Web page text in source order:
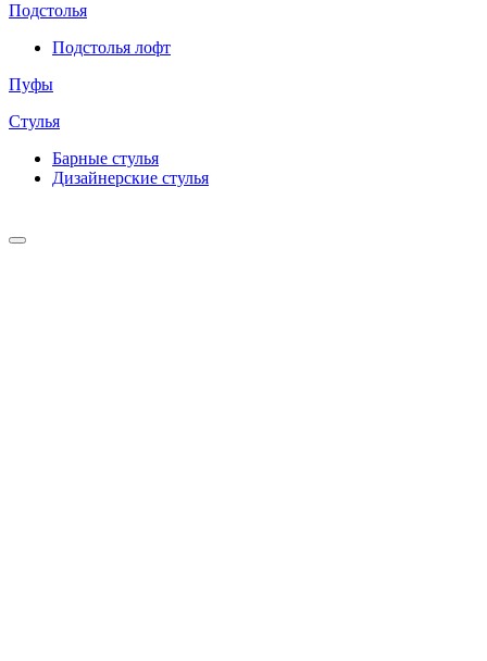
Подстолья
Подстолья лофт
Пуфы
Стулья
Барные cтулья
Дизайнерские cтулья